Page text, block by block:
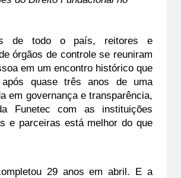
de todo o país, reitores e
órgãos de controle se reuniram
em um encontro histórico que
após quase três anos de uma
em governança e transparência,
Funetec com as instituições
e parceiras está melhor do que
29 anos em abril. E a